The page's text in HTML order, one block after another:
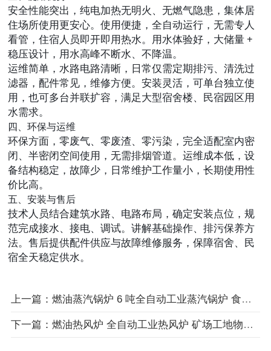
安全性能突出，纯电加热无明火、无燃气隐患，集体居
住场所使用更安心。使用便捷，全自动运行，无需专人
看管，住宿人员即开即用热水。用水体验好，大储量 +
稳压设计，用水高峰不断水、不降温。
运维简单，水路电路清晰，日常仅需定期排污、清洗过
滤器，配件常见，维修方便。安装灵活，可单台独立使
用，也可多台并联扩容，满足大型宿舍楼、民宿园区用
水需求。
四、环保与运维
环保方面，零废气、零废渣、零污染，完全适配室内密
闭、半密闭空间使用，无需排烟管道。运维成本低，设
备结构稳定，故障少，日常维护工作量小，长期使用性
价比高。
五、安装与售后
技术人员结合建筑水路、电路布局，确定安装点位，规
范完成接水、接电、调试。讲解基础操作、排污保养方
法。售后提供配件供应与故障维修服务，保障宿舍、民
宿全天稳定供水。
上一篇：燃油蒸汽锅炉 6 吨全自动工业蒸汽锅炉 食品加工化工工艺专用供汽设备
下一篇：燃油热风炉 全自动工业热风炉 矿场工地物料烘干野外供热设备